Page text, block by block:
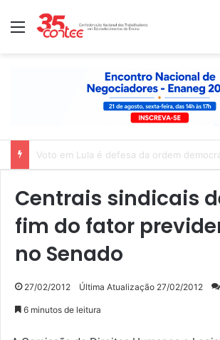
Menu
Nota de solidariedade ao povo
Centrais sindicais
fim do fator
no Senado
27/02/2012 Última Atualização 27/02/2012
6 minutos de leitura